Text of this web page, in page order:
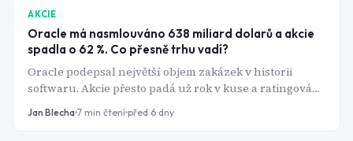
AKCIE
Oracle má nasmlouváno 638 miliard dolarů a akcie
spadla o 62 %. Co přesně trhu vadí?
Oracle podepsal největší objem zakázek v historii
softwaru. Akcie přesto padá už rok v kuse a ratingová
agentura ho poslala krok od junku. Ten rozpor má
jasné vysvětlení a nemá nic společného s tím, jestli je
Jan Blecha 7 min čtení před 6 dny